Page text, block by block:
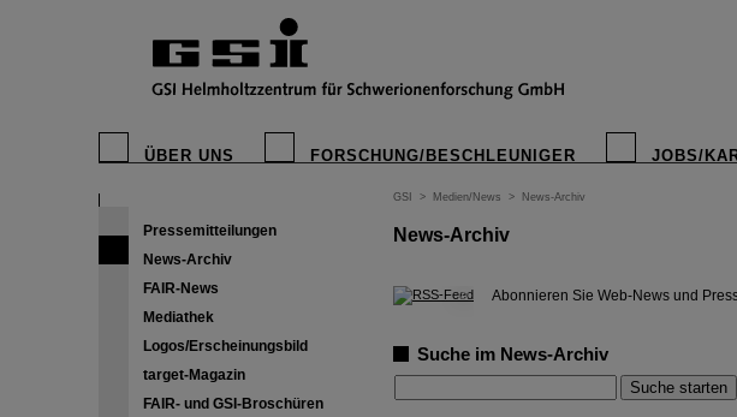
ÜBER UNS FORSCHUNG/BESCHLEUNIGER JOBS/
Pressemitteilungen
News-Archiv
FAIR-News
Mediathek
Logos/Erscheinungsbild
target-Magazin
FAIR- und GSI-Broschüren
GSI > Medien/News > News-Archiv
News-Archiv
© Abonnieren Sie Web-News und
Suche im News-Archiv